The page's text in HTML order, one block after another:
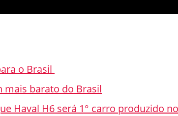
o Brasil
mais barato do Brasil
Haval H6 será 1° carro produzido no